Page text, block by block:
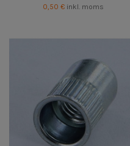
0,50 € inkl. moms